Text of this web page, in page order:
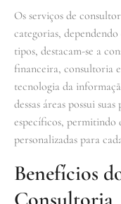
Os serviços de
categorias,
tipos, destacam-se a
financeira, consultoria
tecnologia da
dessas áreas possui
específicos, permitindo
personalizadas para
Benefícios